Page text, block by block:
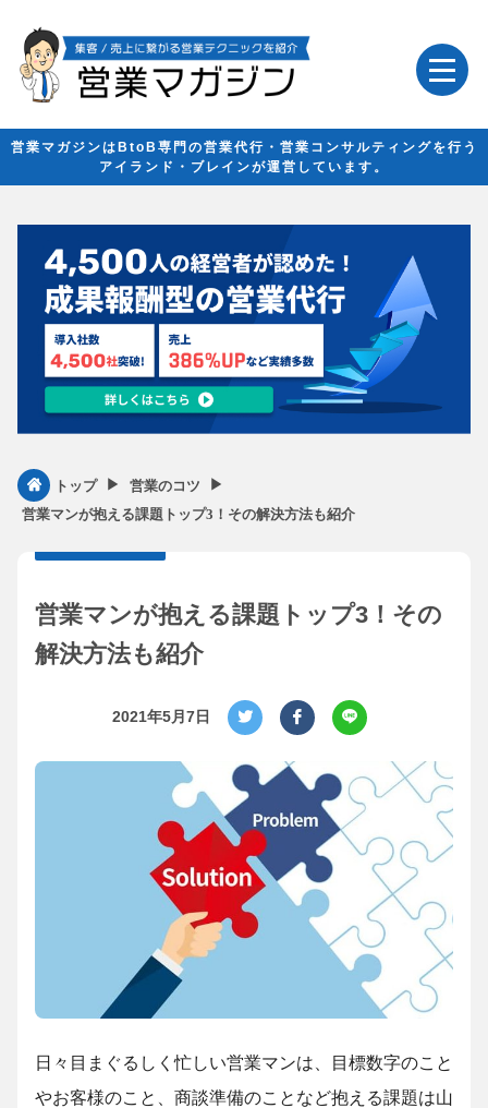
営業マガジンはBtoB専門の営業代行・営業コンサルティングを行う
アイランド・ブレインが運営しています。
トップ ▶︎ 営業のコツ ▶︎
営業マンが抱える課題トップ3！その解決方法も紹介
営業マンが抱える課題トップ3！その
解決方法も紹介
2021年5月7日
日々目まぐるしく忙しい営業マンは、目標数字のこと
やお客様のこと、商談準備のことなど抱える課題は山